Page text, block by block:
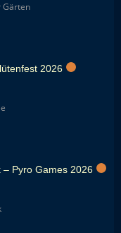
Gärten
2026
Pyro Games 2026